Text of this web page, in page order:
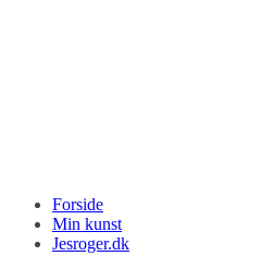
Forside
Min kunst
Jesroger.dk